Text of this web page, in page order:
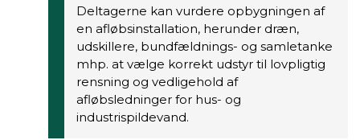
Deltagerne kan vurdere opbygningen af
en afløbsinstallation, herunder dræn,
udskillere, bundfældnings- og samletanke
mhp. at vælge korrekt udstyr til lovpligtig
rensning og vedligehold af
afløbsledninger for hus- og
industrispildevand.